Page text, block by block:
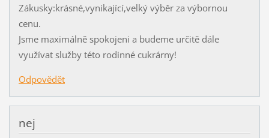
Zákusky:krásné,vynikající,velký výběr za výbornou
cenu.
Jsme maximálně spokojeni a budeme určitě dále
využívat služby této rodinné cukrárny!
Odpovědět
nej